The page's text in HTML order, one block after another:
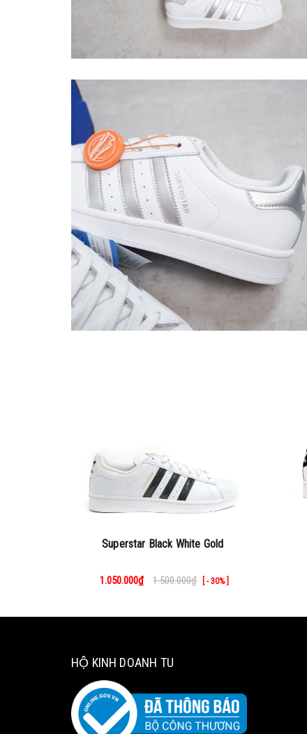
Superstar Black White Gold
1.050.000₫ 1.500.000₫ [ - 30% ]
HỘ KINH DOANH TU